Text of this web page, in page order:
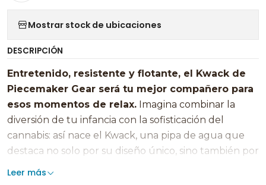
Mostrar stock de ubicaciones
DESCRIPCIÓN
Entretenido, resistente y flotante, el Kwack de
Piecemaker Gear será tu mejor compañero para
esos momentos de relax. Imagina combinar la
diversión de tu infancia con la sofisticación del
cannabis: así nace el Kwack, una pipa de agua que
destaca no solo por su diseño único, sino también por
su funcionalidad.
Leer más